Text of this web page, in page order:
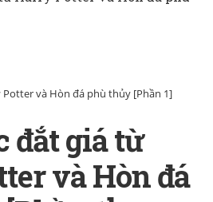
và Hòn đá phù thủy [Phần 1]
đắt giá từ
và Hòn đá